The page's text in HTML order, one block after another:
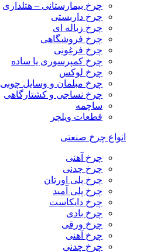
چرخ بیمارستانی – هتلداری
چرخ داربستی
چرخ زباله ای
چرخ فروشگاهی
چرخ فرغونی
چرخ کمپرسوری یا ساده
چرخ لوکس
چرخ مبلمان و وسایل چوبی
چرخ نساجی و کشتارگاهی
ساچمه
قطعات ویلچر
انواع چرخ صنعتی
چرخ آهنی
چرخ چدنی
چرخ پلی اورتان
چرخ پلی آمید
چرخ دایکاست
چرخ بادی
چرخ ورقی
چرخ آهنی
چرخ چدنی